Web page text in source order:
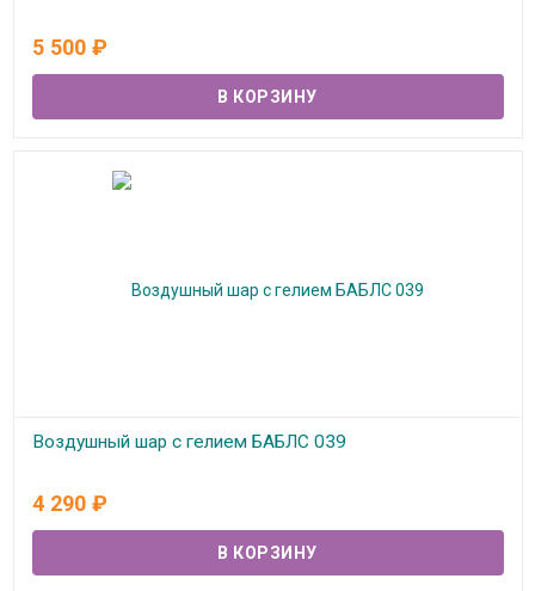
5 500 ₽
Воздушный шар с гелием БАБЛС 039
4 290 ₽